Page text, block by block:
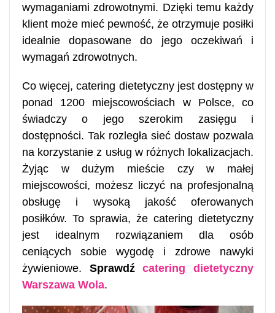
wymaganiami zdrowotnymi. Dzięki temu każdy
klient może mieć pewność, że otrzymuje posiłki
idealnie dopasowane do jego oczekiwań i
wymagań zdrowotnych.
Co więcej, catering dietetyczny jest dostępny w
ponad 1200 miejscowościach w Polsce, co
świadczy o jego szerokim zasięgu i
dostępności. Tak rozległa sieć dostaw pozwala
na korzystanie z usług w różnych lokalizacjach.
Żyjąc w dużym mieście czy w małej
miejscowości, możesz liczyć na profesjonalną
obsługę i wysoką jakość oferowanych
posiłków. To sprawia, że catering dietetyczny
jest idealnym rozwiązaniem dla osób
ceniących sobie wygodę i zdrowe nawyki
żywieniowe. Sprawdźcatering dietetyczny
Warszawa Wola.